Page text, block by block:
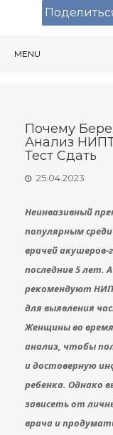
MENU
Почему
Анализ
Тест Сдать
25.04.2023
Неинвазивный
популярным
врачей акушеров-
последние 5 лет.
рекомендуют
для выявления
Женщины во
анализ, чтобы
и достоверную
ребенка. Однако
зависеть от
врача и